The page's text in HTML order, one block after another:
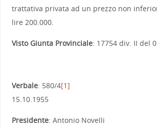
trattativa privata ad un prezzo non
lire 200.000.
Visto Giunta Provinciale: 17754 div. II del
Verbale: 580/4[1]
15.10.1955
Presidente: Antonio Novelli